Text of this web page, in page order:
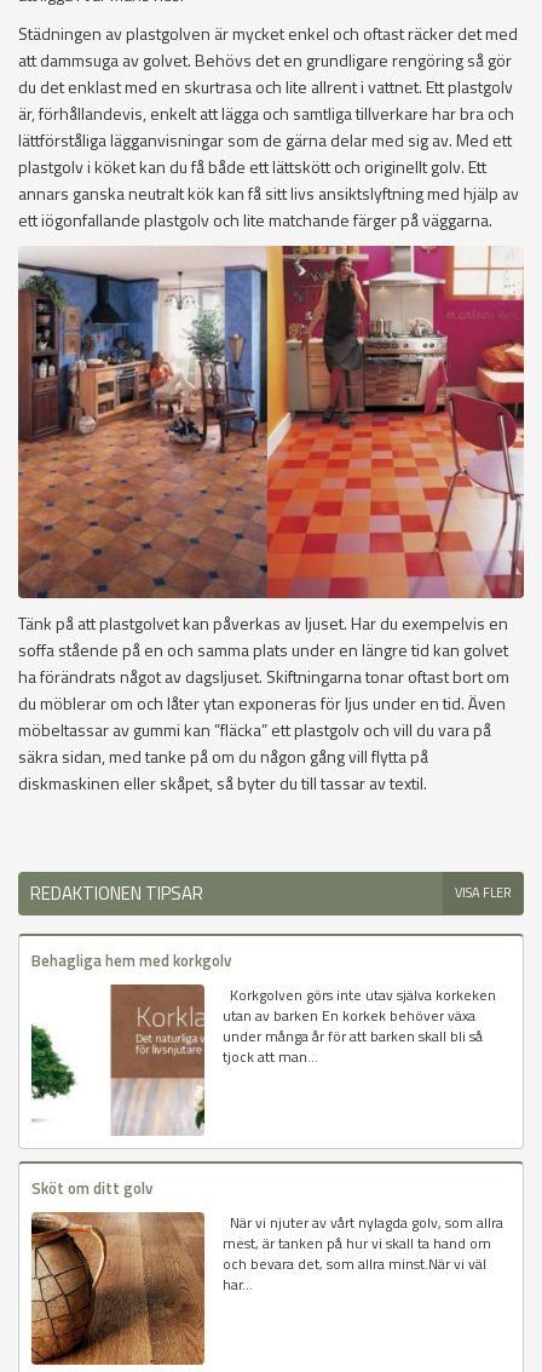
Städningen av plastgolven är mycket enkel och oftast räcker det med
att dammsuga av golvet. Behövs det en grundligare rengöring så gör
du det enklast med en skurtrasa och lite allrent i vattnet. Ett plastgolv
är, förhållandevis, enkelt att lägga och samtliga tillverkare har bra och
lättförståliga lägganvisningar som de gärna delar med sig av. Med ett
plastgolv i köket kan du få både ett lättskött och originellt golv. Ett
annars ganska neutralt kök kan få sitt livs ansiktslyftning med hjälp av
ett iögonfallande plastgolv och lite matchande färger på väggarna.
Tänk på att plastgolvet kan påverkas av ljuset. Har du exempelvis en
soffa stående på en och samma plats under en längre tid kan golvet
ha förändrats något av dagsljuset. Skiftningarna tonar oftast bort om
du möblerar om och låter ytan exponeras för ljus under en tid. Även
möbeltassar av gummi kan ”fläcka” ett plastgolv och vill du vara på
säkra sidan, med tanke på om du någon gång vill flytta på
diskmaskinen eller skåpet, så byter du till tassar av textil.
REDAKTIONEN TIPSAR VISA FLER
Behagliga hem med korkgolv
Korkgolven görs inte utav själva korkeken
utan av barken En korkek behöver växa
under många år för att barken skall bli så
tjock att man...
Sköt om ditt golv
När vi njuter av vårt nylagda golv, som allra
mest, är tanken på hur vi skall ta hand om
och bevara det, som allra minst.När vi väl
har...